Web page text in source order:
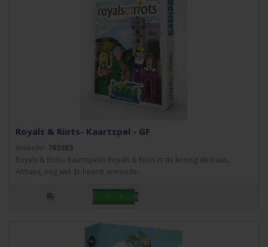
Royals & Riots- Kaartspel - GF
Artikelnr: 793583
Royals & Riots- KaartspelIn Royals & Riots is de koning de baas.
Althans, nog wel. Er heerst armoede..